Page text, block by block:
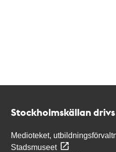
Stockholmskällan
Medioteket,
Stadsmuseet